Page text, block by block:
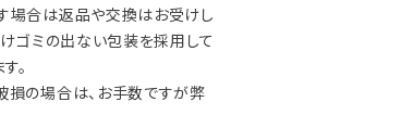
合は返品や交換はお受けし
ゴミの出ない包装を採用して
。
の場合は、お手数ですが弊